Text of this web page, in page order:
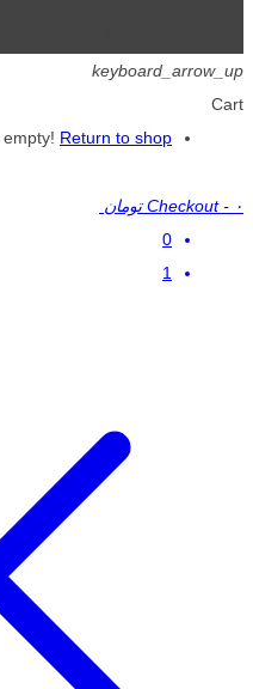
keyboard_arrow_up
Cart
Return to shop
Checkout - ۰ تومان
0
1